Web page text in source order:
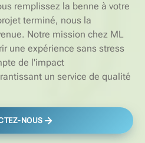
remplissez la benne à votre
terminé, nous la
Notre mission chez ML
une expérience sans stress
de l'impact
un service de qualité
NOUS